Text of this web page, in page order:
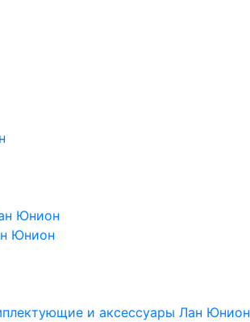
Юнион
Юнион
и аксессуары Лан Юнион